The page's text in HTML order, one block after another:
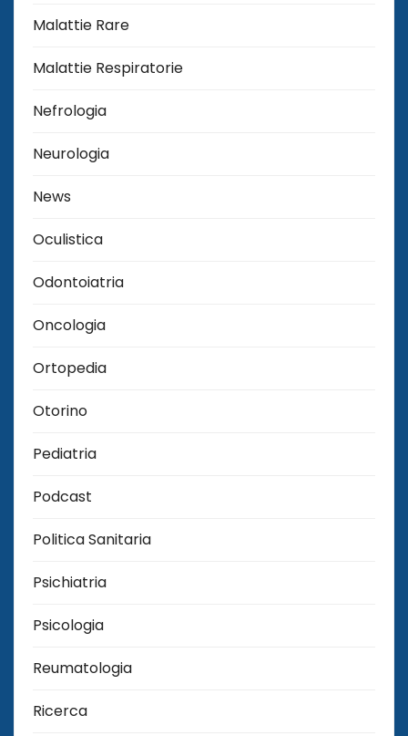
Malattie Rare
Malattie Respiratorie
Nefrologia
Neurologia
News
Oculistica
Odontoiatria
Oncologia
Ortopedia
Otorino
Pediatria
Podcast
Politica Sanitaria
Psichiatria
Psicologia
Reumatologia
Ricerca